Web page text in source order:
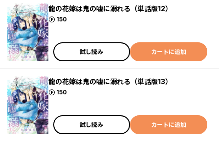
龍の花嫁は鬼の嘘に溺れる（単話版12）
150
ポイント
試し読み カートに追加
龍の花嫁は鬼の嘘に溺れる（単話版13）
150
ポイント
試し読み カートに追加